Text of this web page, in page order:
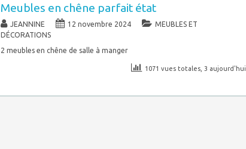
Meubles en chêne parfait état
JEANNINE 12 novembre 2024
MEUBLES ET
DÉCORATIONS
2 meubles en chêne de salle à manger
1071 vues totales, 3 aujourd'hui